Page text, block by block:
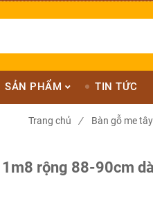
SẢN PHẨM TIN TỨC
Trang chủ / Bàn gỗ me tây
rộng 88-90cm